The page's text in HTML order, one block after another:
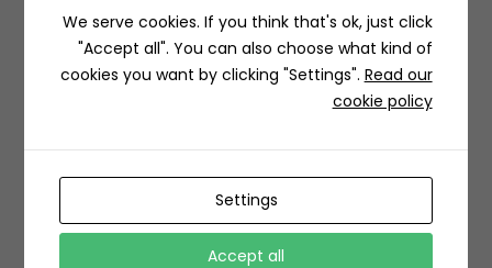
Muunni’s – مونيز
3579 Takhassusi St, حي المحمدية، Riyadh 12362, Saudi
Arabia
We serve cookies. If you think that's ok, just click
"Accept all". You can also choose what kind of
cookies you want by clicking "Settings". Read our
cookie policy
Settings
Accept all